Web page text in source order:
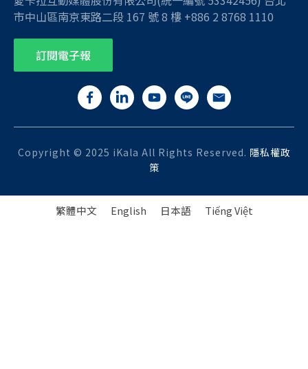
市中山區南京東路二段 167 號 8 樓 +886 2 8768 1110
訂閱電子報
Copyright © 2025 iKala All Rights Reserved. 隱私權政
策
繁體中文 English 日本語 Tiếng Việt